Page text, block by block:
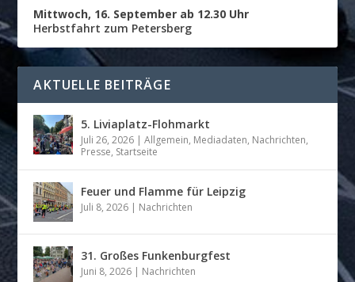
Mittwoch, 16. September ab 12.30 Uhr
Herbstfahrt zum Petersberg
AKTUELLE BEITRÄGE
5. Liviaplatz-Flohmarkt
Juli 26, 2026 |Allgemein, Mediadaten, Nachrichten,
Presse, Startseite
Feuer und Flamme für Leipzig
Juli 8, 2026 | Nachrichten
31. Großes Funkenburgfest
Juni 8, 2026 | Nachrichten